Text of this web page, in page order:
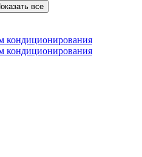
все
кондиционирования
кондиционирования